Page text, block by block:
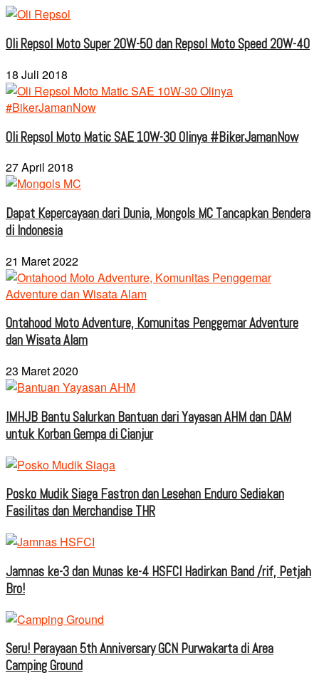
Oli Repsol Moto Super 20W-50 dan Repsol Moto Speed 20W-40
18 Juli 2018
Oli Repsol Moto Matic SAE 10W-30 Olinya #BikerJamanNow
27 April 2018
Dapat Kepercayaan dari Dunia, Mongols MC Tancapkan Bendera
di Indonesia
21 Maret 2022
Ontahood Moto Adventure, Komunitas Penggemar Adventure
dan Wisata Alam
23 Maret 2020
IMHJB Bantu Salurkan Bantuan dari Yayasan AHM dan DAM
untuk Korban Gempa di Cianjur
Posko Mudik Siaga Fastron dan Lesehan Enduro Sediakan
Fasilitas dan Merchandise THR
Jamnas ke-3 dan Munas ke-4 HSFCI Hadirkan Band /rif, Petjah
Bro!
Seru! Perayaan 5th Anniversary GCN Purwakarta di Area
Camping Ground